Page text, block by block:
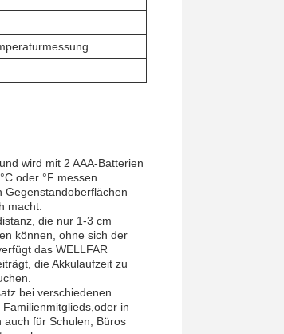
wird mit 2 AAA-Batterien
oder °F messen
Gegenstandoberflächen
macht.
die nur 1-3 cm
können, ohne sich der
das WELLFAR
die Akkulaufzeit zu
bei verschiedenen
in
auch für Schulen, Büros